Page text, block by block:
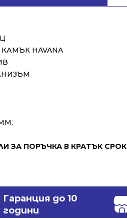
HAVANA
ЗА ПОРЪЧКА В КРАТЪК СРОК
Гаранция до 10
години